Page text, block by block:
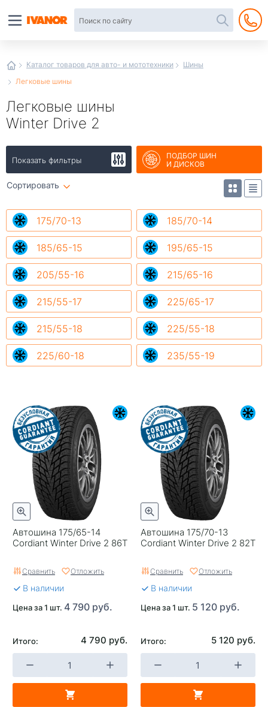
Каталог товаров для авто- и мототехники
Шины
Легковые шины
Легковые шины
Winter Drive 2
Показать фильтры
ПОДБОР ШИН
И ДИСКОВ
Сортировать
175/70-13 185/70-14
185/65-15 195/65-15
205/55-16 215/65-16
215/55-17 225/65-17
215/55-18 225/55-18
225/60-18 235/55-19
Автошина 175/65-14
Cordiant Winter Drive 2 86T
Сравнить Отложить
В наличии
Цена за 1 шт. 4 790 руб.
Итого: 4 790 руб.
Автошина 175/70-13
Cordiant Winter Drive 2 82T
Сравнить Отложить
В наличии
Цена за 1 шт. 5 120 руб.
Итого: 5 120 руб.
интернет-